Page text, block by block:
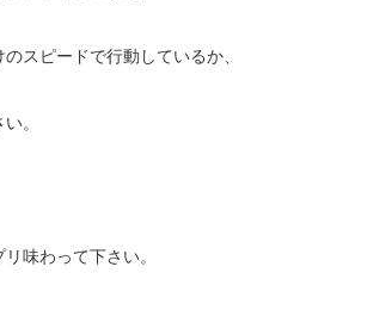
スピードで行動しているか、
。
味わって下さい。